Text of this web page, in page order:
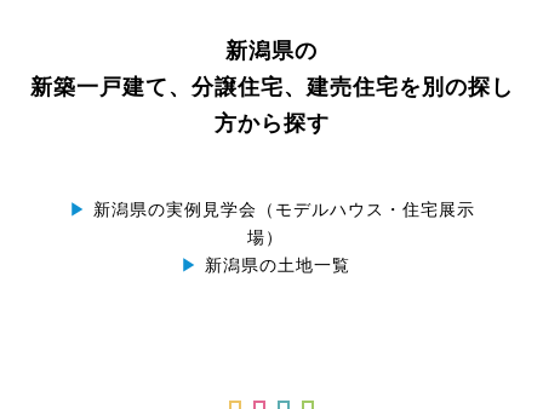
新潟県の
新築一戸建て、分譲住宅、建売住宅を別の探し
方から探す
▶
新潟県の実例見学会（モデルハウス・住宅展示
場）
▶
新潟県の土地一覧